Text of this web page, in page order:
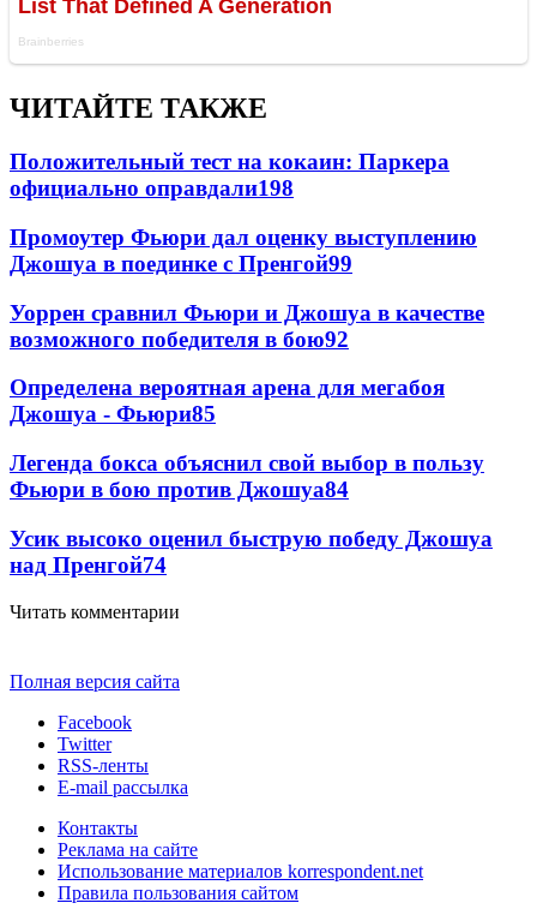
ЧИТАЙТЕ ТАКЖЕ
Положительный тест на кокаин: Паркера
официально оправдали198
Промоутер Фьюри дал оценку выступлению
Джошуа в поединке с Пренгой99
Уоррен сравнил Фьюри и Джошуа в качестве
возможного победителя в бою92
Определена вероятная арена для мегабоя
Джошуа - Фьюри85
Легенда бокса объяснил свой выбор в пользу
Фьюри в бою против Джошуа84
Усик высоко оценил быструю победу Джошуа
над Пренгой74
Читать комментарии
Полная версия сайта
Facebook
Twitter
RSS-ленты
E-mail рассылка
Контакты
Реклама на сайте
Использование материалов korrespondent.net
Правила пользования сайтом